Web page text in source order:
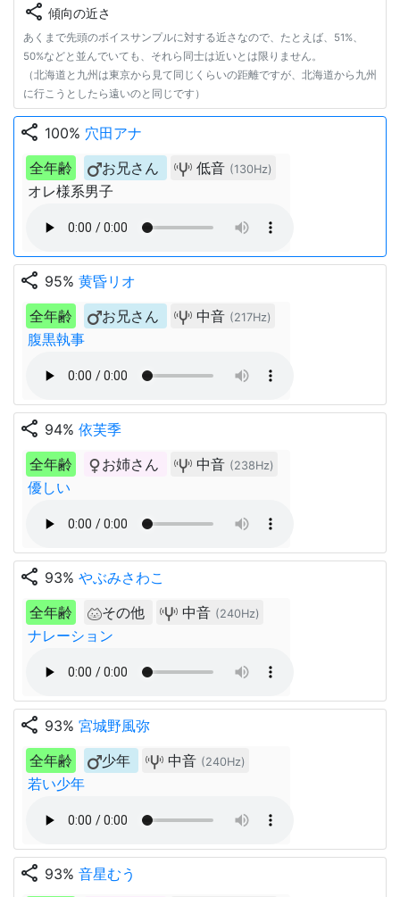
share 傾向の近さ
あくまで先頭のボイスサンプルに対する近さなので、たとえば、51%、
50%などと並んでいても、それら同士は近いとは限りません。
（北海道と九州は東京から見て同じくらいの距離ですが、北海道から九州
に行こうとしたら遠いのと同じです）
share 100% 穴田アナ
全年齢
お兄さん 低音 (130Hz)
オレ様系男子
share 95% 黄昏リオ
全年齢
お兄さん 中音 (217Hz)
腹黒執事
share 94% 依芙季
全年齢
お姉さん 中音 (238Hz)
優しい
share 93% やぶみさわこ
全年齢
その他 中音 (240Hz)
ナレーション
share 93% 宮城野風弥
全年齢
少年 中音 (240Hz)
若い少年
share 93% 音星むう